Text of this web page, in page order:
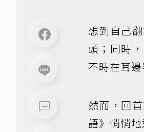
想到自己
頭；同時
不時在耳邊
然而，回
語》悄悄地